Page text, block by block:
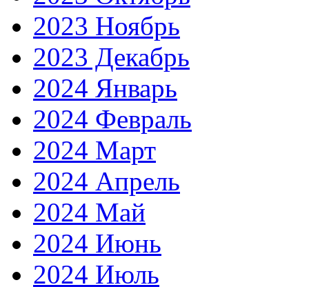
2023 Ноябрь
2023 Декабрь
2024 Январь
2024 Февраль
2024 Март
2024 Апрель
2024 Май
2024 Июнь
2024 Июль